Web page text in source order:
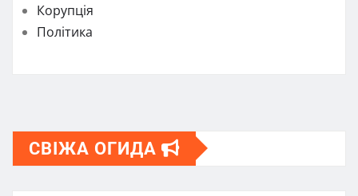
Корупція
Політика
СВІЖА ОГИДА